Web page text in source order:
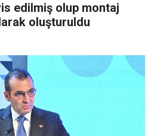
edilmiş olup montaj
oluşturuldu